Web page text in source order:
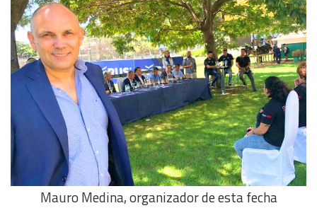
Mauro Medina, organizador de esta fecha